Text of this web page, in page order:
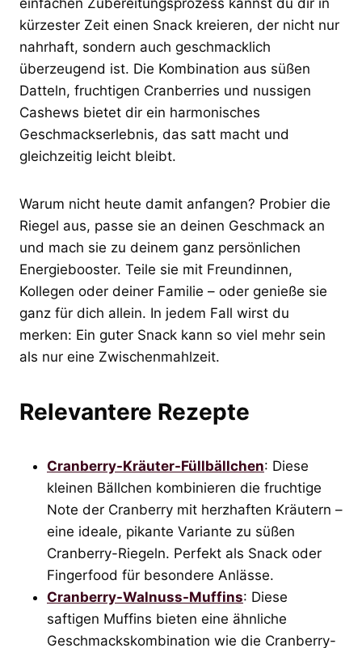
einfachen Zubereitungsprozess kannst du dir in
kürzester Zeit einen Snack kreieren, der nicht nur
nahrhaft, sondern auch geschmacklich
überzeugend ist. Die Kombination aus süßen
Datteln, fruchtigen Cranberries und nussigen
Cashews bietet dir ein harmonisches
Geschmackserlebnis, das satt macht und
gleichzeitig leicht bleibt.
Warum nicht heute damit anfangen? Probier die
Riegel aus, passe sie an deinen Geschmack an
und mach sie zu deinem ganz persönlichen
Energiebooster. Teile sie mit Freundinnen,
Kollegen oder deiner Familie – oder genieße sie
ganz für dich allein. In jedem Fall wirst du
merken: Ein guter Snack kann so viel mehr sein
als nur eine Zwischenmahlzeit.
Relevantere Rezepte
Cranberry-Kräuter-Füllbällchen: Diese
kleinen Bällchen kombinieren die fruchtige
Note der Cranberry mit herzhaften Kräutern –
eine ideale, pikante Variante zu süßen
Cranberry-Riegeln. Perfekt als Snack oder
Fingerfood für besondere Anlässe.
Cranberry-Walnuss-Muffins: Diese
saftigen Muffins bieten eine ähnliche
Geschmackskombination wie die Cranberry-